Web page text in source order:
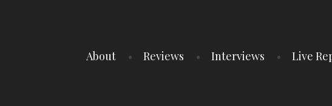
About Reviews Interviews Live